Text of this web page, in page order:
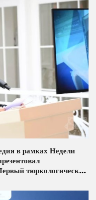
в рамках Недели
тюркологический